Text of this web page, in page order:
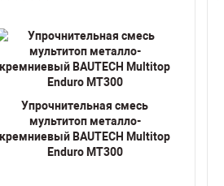
Упрочнительная смесь
мультитоп металло-
кремниевый BAUTECH Multitop
Enduro MT300